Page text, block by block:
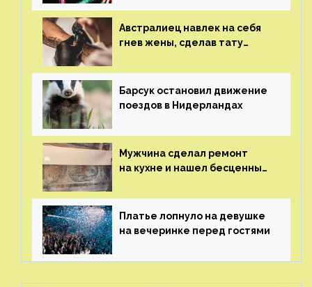
Австралиец навлек на себя
гнев жены, сделав тату
Барсук остановил движение
поездов в Нидерландах
Мужчина сделал ремонт
на кухне и нашел бесценные
Платье лопнуло на девушке
на вечеринке перед гостями